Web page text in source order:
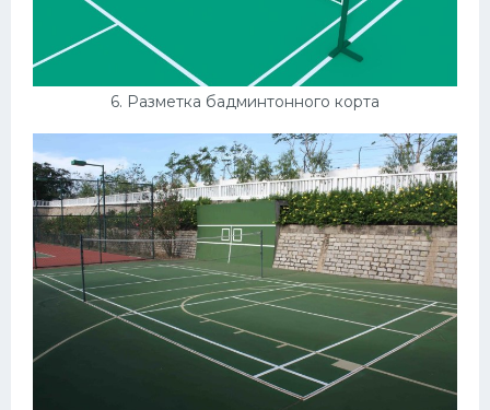
6. Разметка бадминтонного корта